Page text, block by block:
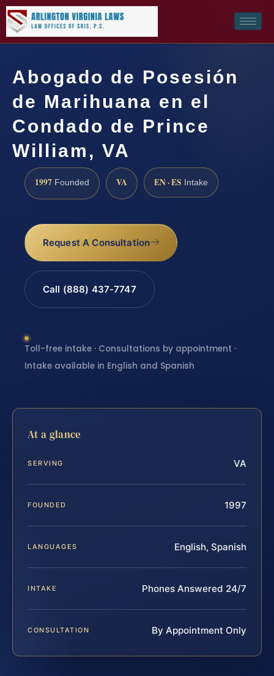
Abogado de Posesión
de Marihuana en el
Condado de Prince
William, VA
1997 Founded VA EN · ES Intake
Request A Consultation
Call (888) 437-7747
Toll-free intake · Consultations by appointment ·
Intake available in English and Spanish
At a glance
SERVING VA
FOUNDED 1997
LANGUAGES English, Spanish
INTAKE Phones Answered 24/7
CONSULTATION By Appointment Only